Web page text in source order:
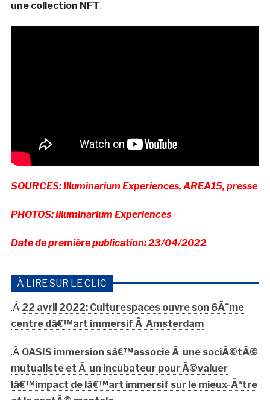
une collection NFT.
SOURCES: Illuminarium Experiences, AREA15, presse
PHOTOS: Illuminarium Experiences
Date de première publication: 23/04/2022
À LIRE SUR LE CLIC
.Â 22 avril 2022: Culturespaces ouvre son 6Ã¨me
centre dâ€™art immersif Ã Amsterdam
.Â OASIS immersion sâ€™associe Ã une sociÃ©tÃ©
mutualiste et Ã un incubateur pour Ã©valuer
lâ€™impact de lâ€™art immersif sur le mieux-Ãªtre